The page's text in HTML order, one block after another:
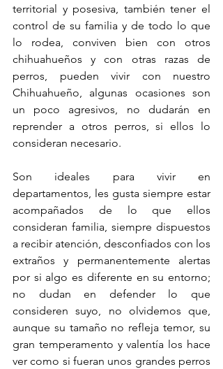
territorial y posesiva, también tener el
control de su familia y de todo lo que
lo rodea, conviven bien con otros
chihuahueños y con otras razas de
perros, pueden vivir con nuestro
Chihuahueño, algunas ocasiones son
un poco agresivos, no dudarán en
reprender a otros perros, si ellos lo
consideran necesario.
Son ideales para vivir en
departamentos, les gusta siempre estar
acompañados de lo que ellos
consideran familia, siempre dispuestos
a recibir atención, desconfiados con los
extraños y permanentemente alertas
por si algo es diferente en su entorno;
no dudan en defender lo que
consideren suyo, no olvidemos que,
aunque su tamaño no refleja temor, su
gran temperamento y valentía los hace
ver como si fueran unos grandes perros